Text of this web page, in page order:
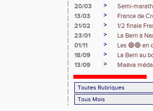
20/03
>
Semi-
13/03
>
France de
21/02
>
1/2 finale
23/01
>
La Berri à
01/11
>
Les 🔵🔴 en
18/09
>
La Berri au
13/09
> Maëva